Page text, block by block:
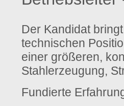
Register |Lost your
password?
Der Kandidat
technischen
einer größeren,
Stahlerzeugung,
Fundierte